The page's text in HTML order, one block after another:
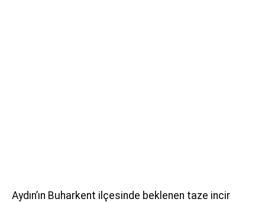
Aydın’ın Buharkent ilçesinde beklenen taze incir